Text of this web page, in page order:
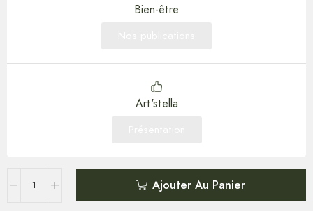
Bien-être
Art'stella
Ajouter Au Panier